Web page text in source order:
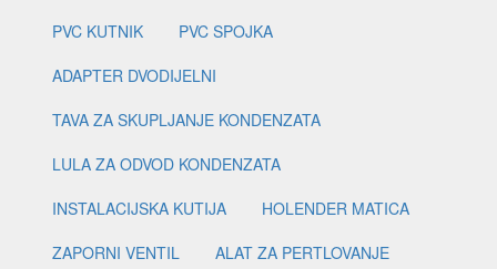
PVC KUTNIK
PVC SPOJKA
ADAPTER DVODIJELNI
TAVA ZA SKUPLJANJE KONDENZATA
LULA ZA ODVOD KONDENZATA
INSTALACIJSKA KUTIJA
HOLENDER MATICA
ZAPORNI VENTIL
ALAT ZA PERTLOVANJE